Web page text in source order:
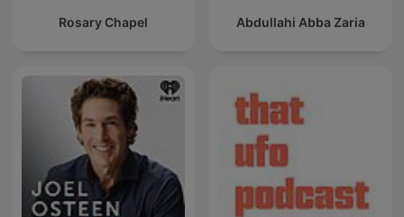
Abdullahi Abba Zaria
Rosary Chapel